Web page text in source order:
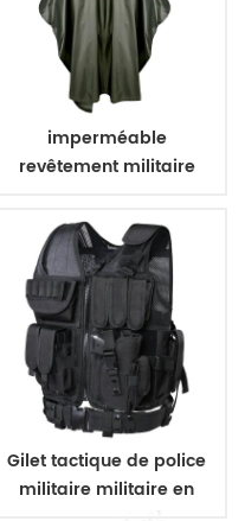
imperméable
revêtement militaire
militaire
Gilet tactique de police
militaire militaire en